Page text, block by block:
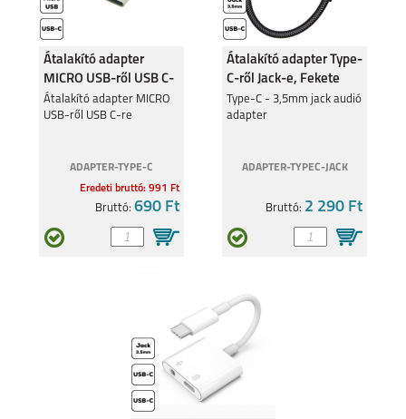
TCL 50 TCL 20 SE
Átalakító adapter
MICRO USB-ről USB C-
re
Átalakító adapter MICRO
USB-ről USB C-re
ADAPTER-TYPE-C
Eredeti bruttó: 991 Ft
Bruttó: 690 Ft
Átalakító adapter Type-
C-ről Jack-e, Fekete
Type-C - 3,5mm jack audió
adapter
ADAPTER-TYPEC-JACK
Bruttó: 2 290 Ft